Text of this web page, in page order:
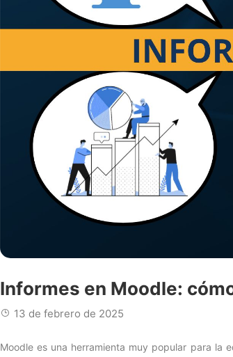
Informes en Moodle:
13 de febrero de 2025
Moodle es una herramienta muy popular para la